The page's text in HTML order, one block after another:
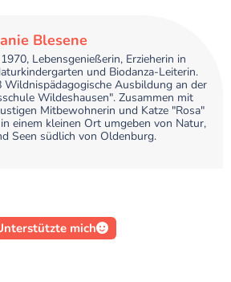
Blesene
Lebensgenießerin, Erzieherin in
und Biodanza-Leiterin.
Wildnispädagogische Ausbildung an der
Wildeshausen". Zusammen mit
Mitbewohnerin und Katze "Rosa"
einem kleinen Ort umgeben von Natur,
Seen südlich von Oldenburg.
mich